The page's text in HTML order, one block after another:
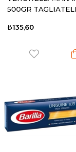
500GR
₺135,60